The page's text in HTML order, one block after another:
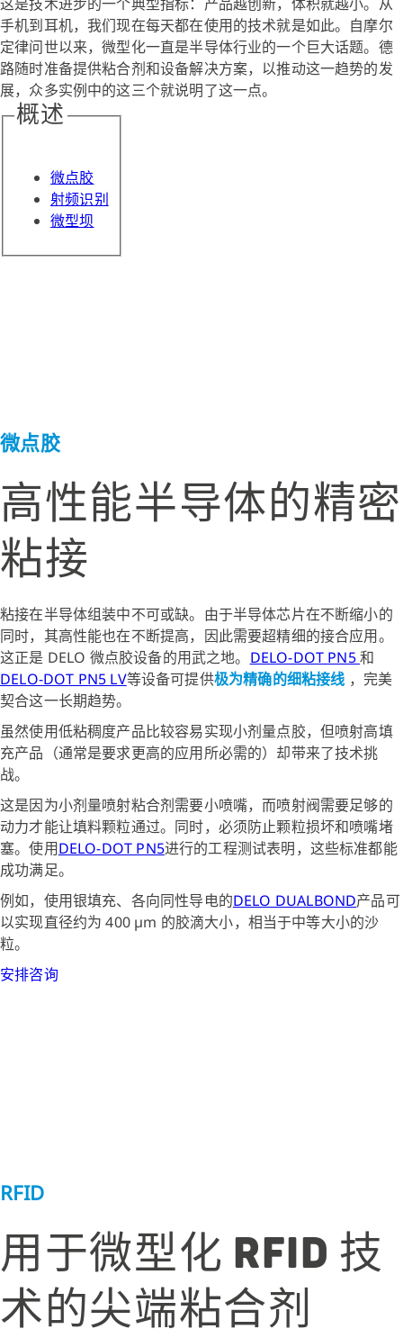
手机到耳机，我们现在每天都在使用的技术就是如此。自摩尔
定律问世以来，微型化一直是半导体行业的一个巨大话题。德
路随时准备提供粘合剂和设备解决方案，以推动这一趋势的发
展，众多实例中的这三个就说明了这一点。
概述
微点胶
射频识别
微型坝
微点胶
高性能半导体的精密
粘接
粘接在半导体组装中不可或缺。由于半导体芯片在不断缩小的
同时，其高性能也在不断提高，因此需要超精细的接合应用。
这正是 DELO 微点胶设备的用武之地。 DELO-DOT PN5和
DELO-DOT PN5 LV等设备可提供极为精确的细粘接线 ，完美
契合这一长期趋势。
虽然使用低粘稠度产品比较容易实现小剂量点胶，但喷射高填
充产品（通常是要求更高的应用所必需的）却带来了技术挑
战。
这是因为小剂量喷射粘合剂需要小喷嘴，而喷射阀需要足够的
动力才能让填料颗粒通过。同时，必须防止颗粒损坏和喷嘴堵
塞。使用DELO-DOT PN5进行的工程测试表明，这些标准都能
成功满足。
例如，使用银填充、各向同性导电的DELO DUALBOND产品可
以实现直径约为 400 µm 的胶滴大小，相当于中等大小的沙
粒。
安排咨询
RFID
用于微型化 RFID 技
术的尖端粘合剂